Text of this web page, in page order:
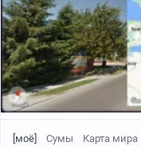
[моё] Сумы Карта мира